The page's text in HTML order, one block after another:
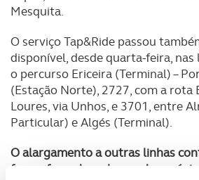
Mesquita.
O serviço Tap&Ride passou
disponível, desde quarta-feira, nas
o percurso Ericeira (Terminal) –
(Estação Norte), 2727, com a rota
Loures, via Unhos, e 3701, entre
Particular) e Algés (Terminal).
O alargamento a outras linhas
forma faseada ao longo dos